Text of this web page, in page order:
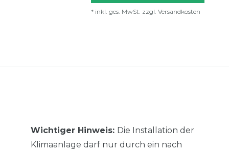
* inkl. ges. MwSt. zzgl. Versandkosten
Wichtiger Hinweis: Die Installation der
Klimaanlage darf nur durch ein nach